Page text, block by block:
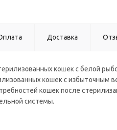
Доставка
кошек с белой
кошек с избыточным
кошек после
системы.